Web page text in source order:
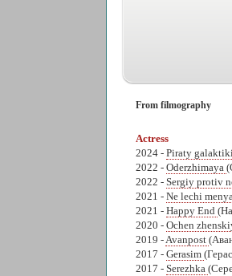
From filmography
Actress
2024 - Piraty
2022 - Oderzhimaya
2022 - Sergiy protiv
2021 - Ne lechi menya
2021 - Happy End
2020 - Ochen
2019 - Avanpost
2017 - Gerasim
2017 - Serezhka